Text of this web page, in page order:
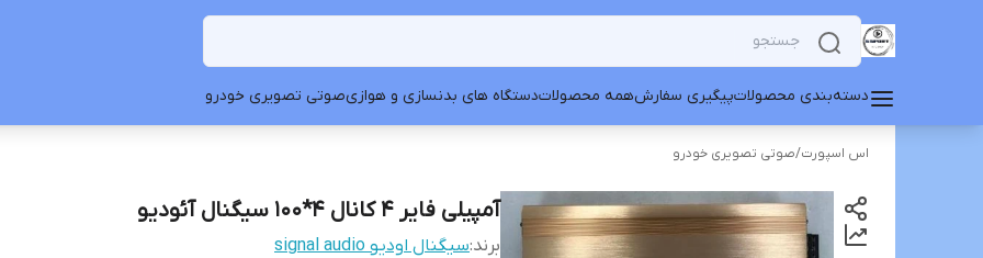
دسته‌بندی محصولاتپیگیری سفارشهمه محصولاتدستگاه های بدنسازی و هوازیصوتی تصویری خودرو
اس اسپورت/صوتی تصویری خودرو
آمپیلی فایر 4 کانال 4*100 سیگنال آئودیو
برند:سیگنال اودیو signal audio